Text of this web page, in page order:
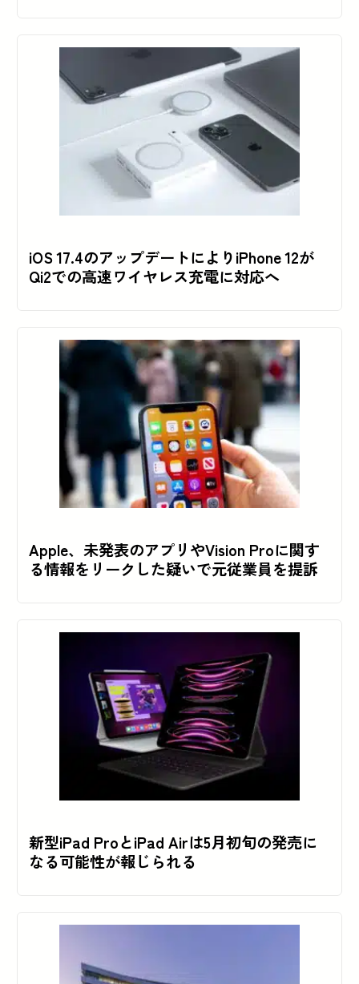
iOS 17.4のアップデートによりiPhone 12が
Qi2での高速ワイヤレス充電に対応へ
Apple、未発表のアプリやVision Proに関す
る情報をリークした疑いで元従業員を提訴
新型iPad ProとiPad Airは5月初旬の発売に
なる可能性が報じられる